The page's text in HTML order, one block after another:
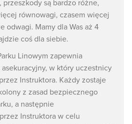
są bardzo różne,
równowagi, czasem więcej
odwagi. Mamy dla Was aż 4
coś dla siebie.
Linowym zapewnia
w który uczestnicy
Instruktora. Każdy zostaje
z zasad bezpiecznego
a następnie
Instruktora w celu